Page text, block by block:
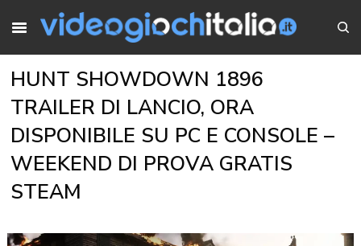
HUNT SHOWDOWN 1896
TRAILER DI LANCIO, ORA
DISPONIBILE SU PC E CONSOLE –
WEEKEND DI PROVA GRATIS
STEAM